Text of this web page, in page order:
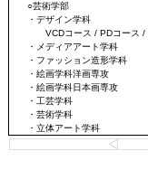
○芸術学部
・デザイン学科
VCDコース / PDコース /
・メディアアート学科
・ファッション造形学科
・絵画学科洋画専攻
・絵画学科日本画専攻
・工芸学科
・芸術学科
・立体アート学科